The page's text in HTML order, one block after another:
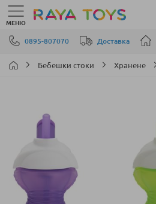
Прескачане към съдържанието
0895-807070 Доставка
МЕНЮ
Бебешки стоки Хранене
Преминете
галерията
на
изображенията